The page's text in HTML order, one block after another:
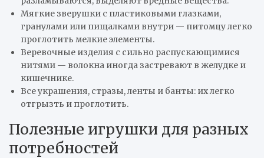
Мягкие зверушки с пластиковыми глазками,
гранулами или пищалками внутри — питомцу легко
проглотить мелкие элементы.
Веревочные изделия с сильно распускающимися
нитями — волокна иногда застревают в желудке и
кишечнике.
Все украшения, стразы, ленты и банты: их легко
отгрызть и проглотить.
Полезные игрушки для разных
потребностей